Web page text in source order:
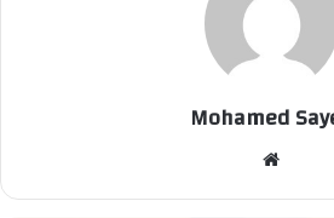
Mohamed